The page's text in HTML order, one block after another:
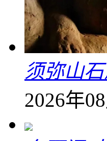
须弥山
2026年